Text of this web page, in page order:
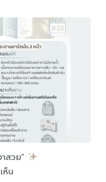
หรือ
ไม่
ทำไม
เครื่อง
ดื่ม
บาง
ชนิด
ต้อง
มี
“แสตมป์
สรรพ
ติด
บน
สวย”
ห็นบน